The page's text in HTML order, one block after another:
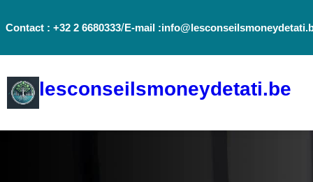
auContact : +32 2 6680333/E-mail
lesconseilsmoneydetati.be